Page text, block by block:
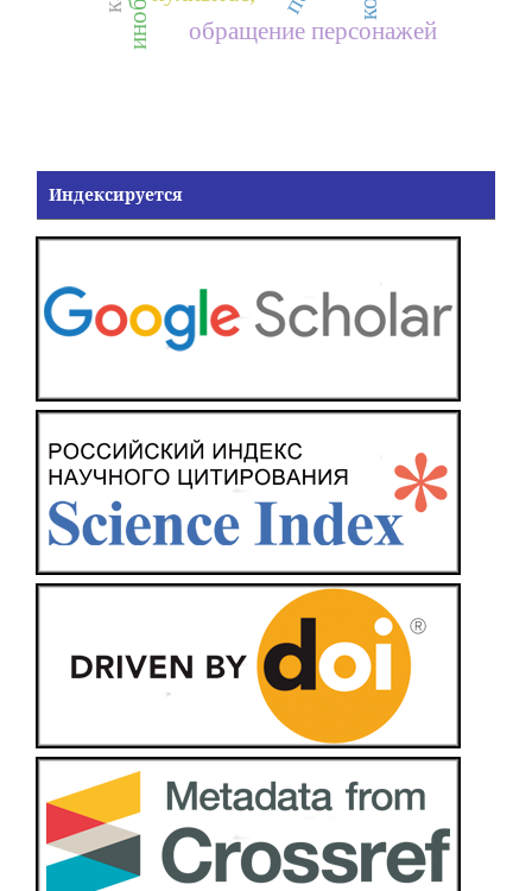
обращение персонажей
Индексируется